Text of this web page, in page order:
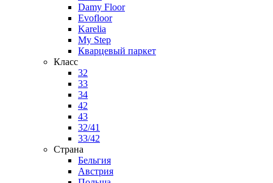
Damy Floor
Evofloor
Karelia
My Step
Кварцевый паркет
Класс
32
33
34
42
43
32/41
33/42
Страна
Бельгия
Австрия